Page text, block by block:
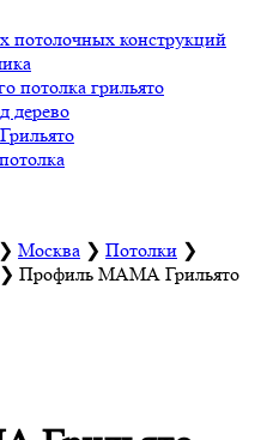
потолочных конструкций
потолка грильято
дерево
❯ Москва ❯ Потолки ❯
❯ Профиль МАМА Грильято